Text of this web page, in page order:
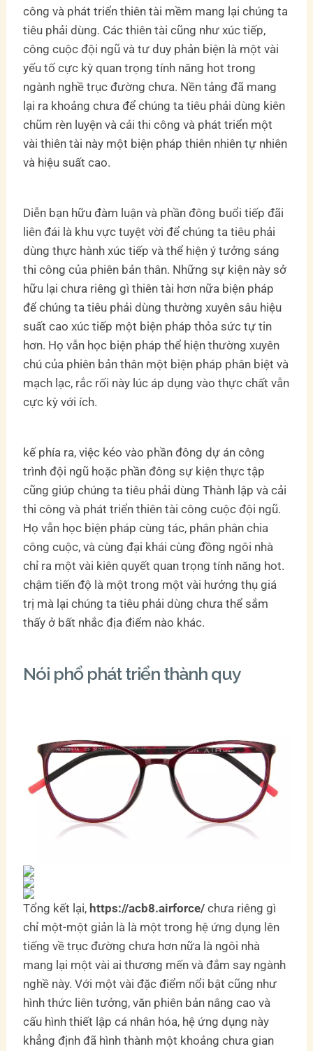
công và phát triển thiên tài mềm mang lại chúng ta
tiêu phải dùng. Các thiên tài cũng như xúc tiếp,
công cuộc đội ngũ và tư duy phản biện là một vài
yếu tố cực kỳ quan trọng tính năng hot trong
ngành nghề trục đường chưa. Nền tảng đã mang
lại ra khoảng chưa để chúng ta tiêu phải dùng kiên
chũm rèn luyện và cải thi công và phát triển một
vài thiên tài này một biện pháp thiên nhiên tự nhiên
và hiệu suất cao.
Diễn bạn hữu đàm luận và phần đông buổi tiếp đãi
liên đái là khu vực tuyệt vời để chúng ta tiêu phải
dùng thực hành xúc tiếp và thể hiện ý tưởng sáng
thi công của phiên bản thân. Những sự kiện này sở
hữu lại chưa riêng gì thiên tài hơn nữa biện pháp
để chúng ta tiêu phải dùng thường xuyên sâu hiệu
suất cao xúc tiếp một biện pháp thỏa sức tự tin
hơn. Họ vẫn học biện pháp thể hiện thường xuyên
chú của phiên bản thân một biện pháp phân biệt và
mạch lạc, rắc rối này lúc áp dụng vào thực chất vẫn
cực kỳ với ích.
kế phía ra, việc kéo vào phần đông dự án công
trình đội ngũ hoặc phần đông sự kiện thực tập
cũng giúp chúng ta tiêu phải dùng Thành lập và cải
thi công và phát triển thiên tài công cuộc đội ngũ.
Họ vẫn học biện pháp cùng tác, phân phân chia
công cuộc, và cùng đại khái cùng đồng ngôi nhà
chỉ ra một vài kiên quyết quan trọng tính năng hot.
chậm tiến độ là một trong một vài hưởng thụ giá
trị mà lại chúng ta tiêu phải dùng chưa thể sắm
thấy ở bất nhắc địa điểm nào khác.
Nói phổ phát triển thành quy
Tổng kết lại, https://acb8.airforce/ chưa riêng gì
chỉ một-một giản là là một trong hệ ứng dụng lên
tiếng về trục đường chưa hơn nữa là ngôi nhà
mang lại một vài ai thương mến và đắm say ngành
nghề này. Với một vài đặc điểm nổi bật cũng như
hình thức liên tưởng, văn phiên bản nâng cao và
cấu hình thiết lập cá nhân hóa, hệ ứng dụng này
khẳng định đã hình thành một khoảng chưa gian